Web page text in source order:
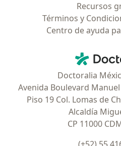
Recursos
Términos y
Centro de ayuda
Doctoralia
Avenida Boulevard
Piso 19 Col. Lomas de
Alcaldía
CP 11000